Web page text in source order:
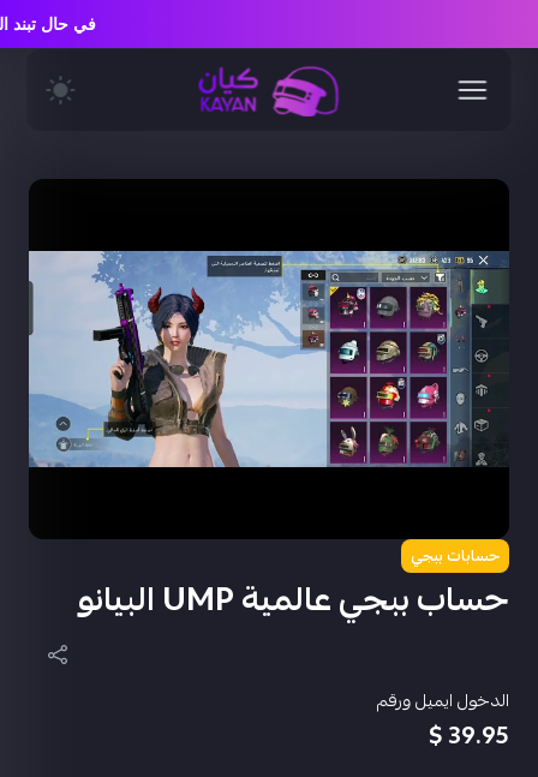
حسابات ببجي
حساب ببجي عالمية UMP البيانو
الدخول ايميل ورقم
39.95 $
في حال